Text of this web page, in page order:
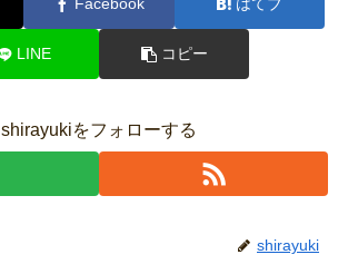
Facebook はてブ
LINE コピー
shirayukiをフォローする
shirayuki